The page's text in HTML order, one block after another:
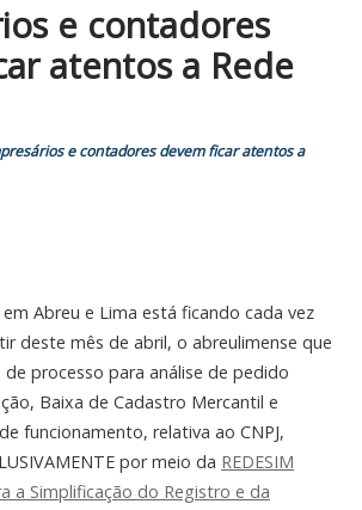
e contadores
atentos a Rede
e contadores devem ficar atentos a
Abreu e Lima está ficando cada vez
deste mês de abril, o abreulimense que
processo para análise de pedido
Baixa de Cadastro Mercantil e
funcionamento, relativa ao CNPJ,
E por meio da REDESIM
a Simplificação do Registro e da